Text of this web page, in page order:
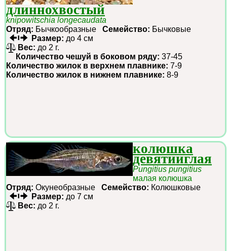
длиннохвостый
knipowitschia longecaudata
Отряд: Бычкообразные Семейство: Бычковые
Размер: до 4 см
Вес: до 2 г.
Количество чешуй в боковом ряду: 37-45
Количество жилок в верхнем плавнике: 7-9
Количество жилок в нижнем плавнике: 8-9
колюшка
девятииглая
Pungitius pungitius
малая колюшка
Отряд: Окунеобразные Семейство: Колюшковые
Размер: до 7 см
Вес: до 2 г.